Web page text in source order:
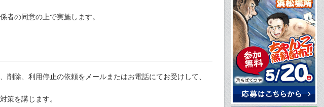
の同意の上で実施します。
除、利用停止の依頼をメールまたはお電話にてお受けして、
策を講じます。